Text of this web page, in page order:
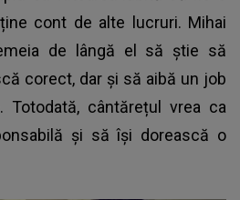
cont de alte lucruri. Mihai
de lângă el să știe să
corect, dar și să aibă un job
Totodată, cântărețul vrea ca
și să își dorească o